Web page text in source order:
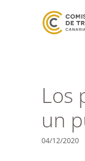
Los
un
04/12/2020